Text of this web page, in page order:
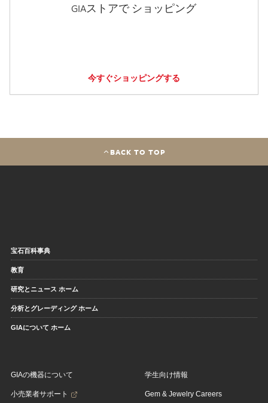
GIAストアで ショッピング
今すぐショッピングする
BACK TO TOP
宝石百科事典
教育
研究とニュース ホーム
分析とグレーディング ホーム
GIAについて ホーム
GIAの機器について
小売業者サポート
学生向け情報
Gem & Jewelry Careers